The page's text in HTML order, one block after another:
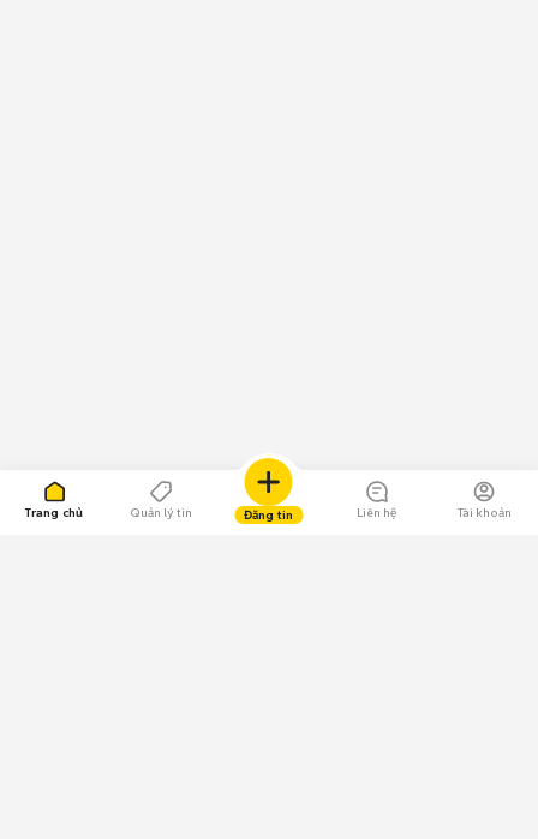
Trang chủ Quản lý tin Đăng tin Liên hệ Tài khoản